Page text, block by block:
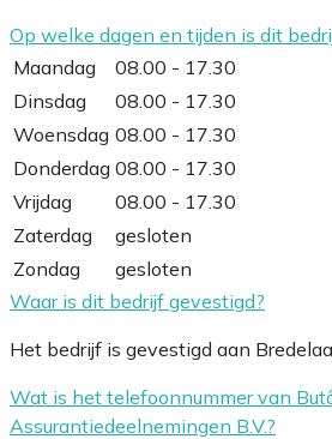
Op welke dagen en tijden is dit
Maandag
08.00 - 17.30
Dinsdag
08.00 - 17.30
Woensdag 08.00 - 17.30
Donderdag 08.00 - 17.30
Vrijdag
08.00 - 17.30
Zaterdag
gesloten
Zondag
gesloten
Waar is dit bedrijf gevestigd?
Het bedrijf is gevestigd aan
Wat is het telefoonnummer van
Assurantiedeelnemingen B.V.?